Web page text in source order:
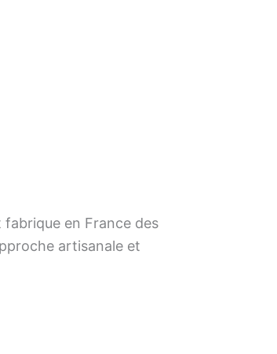
en France des
artisanale et